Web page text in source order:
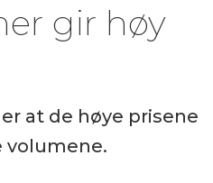
gir høy
at de høye prisene
volumene.